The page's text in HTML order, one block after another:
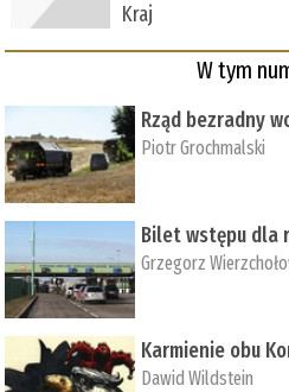
Kraj
W tym
Rząd bezradny
Piotr Grochmalski
Bilet wstępu dla
Grzegorz
Karmienie obu
Dawid Wildstein